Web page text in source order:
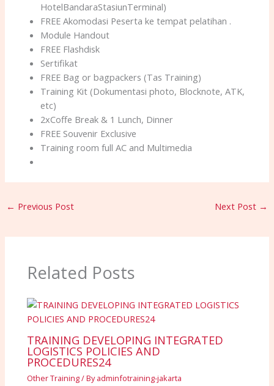
HotelBandaraStasiunTerminal)
FREE Akomodasi Peserta ke tempat pelatihan .
Module Handout
FREE Flashdisk
Sertifikat
FREE Bag or bagpackers (Tas Training)
Training Kit (Dokumentasi photo, Blocknote, ATK,
etc)
2xCoffe Break & 1 Lunch, Dinner
FREE Souvenir Exclusive
Training room full AC and Multimedia
← Previous Post Next Post →
Related Posts
TRAINING DEVELOPING INTEGRATED
LOGISTICS POLICIES AND
PROCEDURES24
Other Training/ Byadminfotraining-jakarta